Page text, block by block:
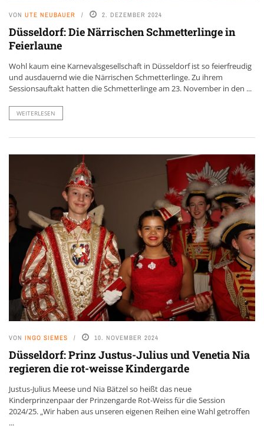
VON UTE NEUBAUER 2. DEZEMBER 2024
Düsseldorf: Die Närrischen Schmetterlinge in
Feierlaune
Wohl kaum eine Karnevalsgesellschaft in Düsseldorf ist so feierfreudig
und ausdauernd wie die Närrischen Schmetterlinge. Zu ihrem
Sessionsauftakt hatten die Schmetterlinge am 23. November in den ...
WEITERLESEN
VON INGO SIEMES 10. NOVEMBER 2024
Düsseldorf: Prinz Justus-Julius und Venetia Nia
regieren die rot-weisse Kindergarde
Justus-Julius Meese und Nia Bätzel so heißt das neue
Kinderprinzenpaar der Prinzengarde Rot-Weiss für die Session
2024/25. „Wir haben aus unseren eigenen Reihen eine Wahl getroffen
...